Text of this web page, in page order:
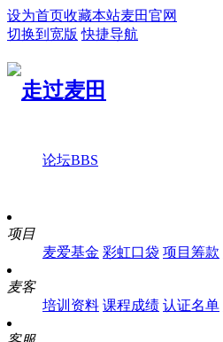
设为首页收藏本站麦田官网
切换到宽版 快捷导航
论坛BBS
项目
麦爱基金 彩虹口袋 项目筹款
麦客
培训资料 课程成绩 认证名单